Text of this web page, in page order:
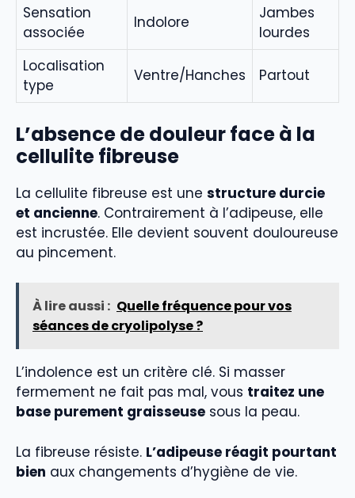
Sensation
associée
Indolore
Jambes
lourdes
Localisation
type
Ventre/Hanches Partout
L’absence de douleur face à la
cellulite fibreuse
La cellulite fibreuse est une structure durcie
et ancienne. Contrairement à l’adipeuse, elle
est incrustée. Elle devient souvent douloureuse
au pincement.
À lire aussi : Quelle fréquence pour vos
séances de cryolipolyse ?
L’indolence est un critère clé. Si masser
fermement ne fait pas mal, vous traitez une
base purement graisseuse sous la peau.
La fibreuse résiste. L’adipeuse réagit pourtant
bien aux changements d’hygiène de vie.